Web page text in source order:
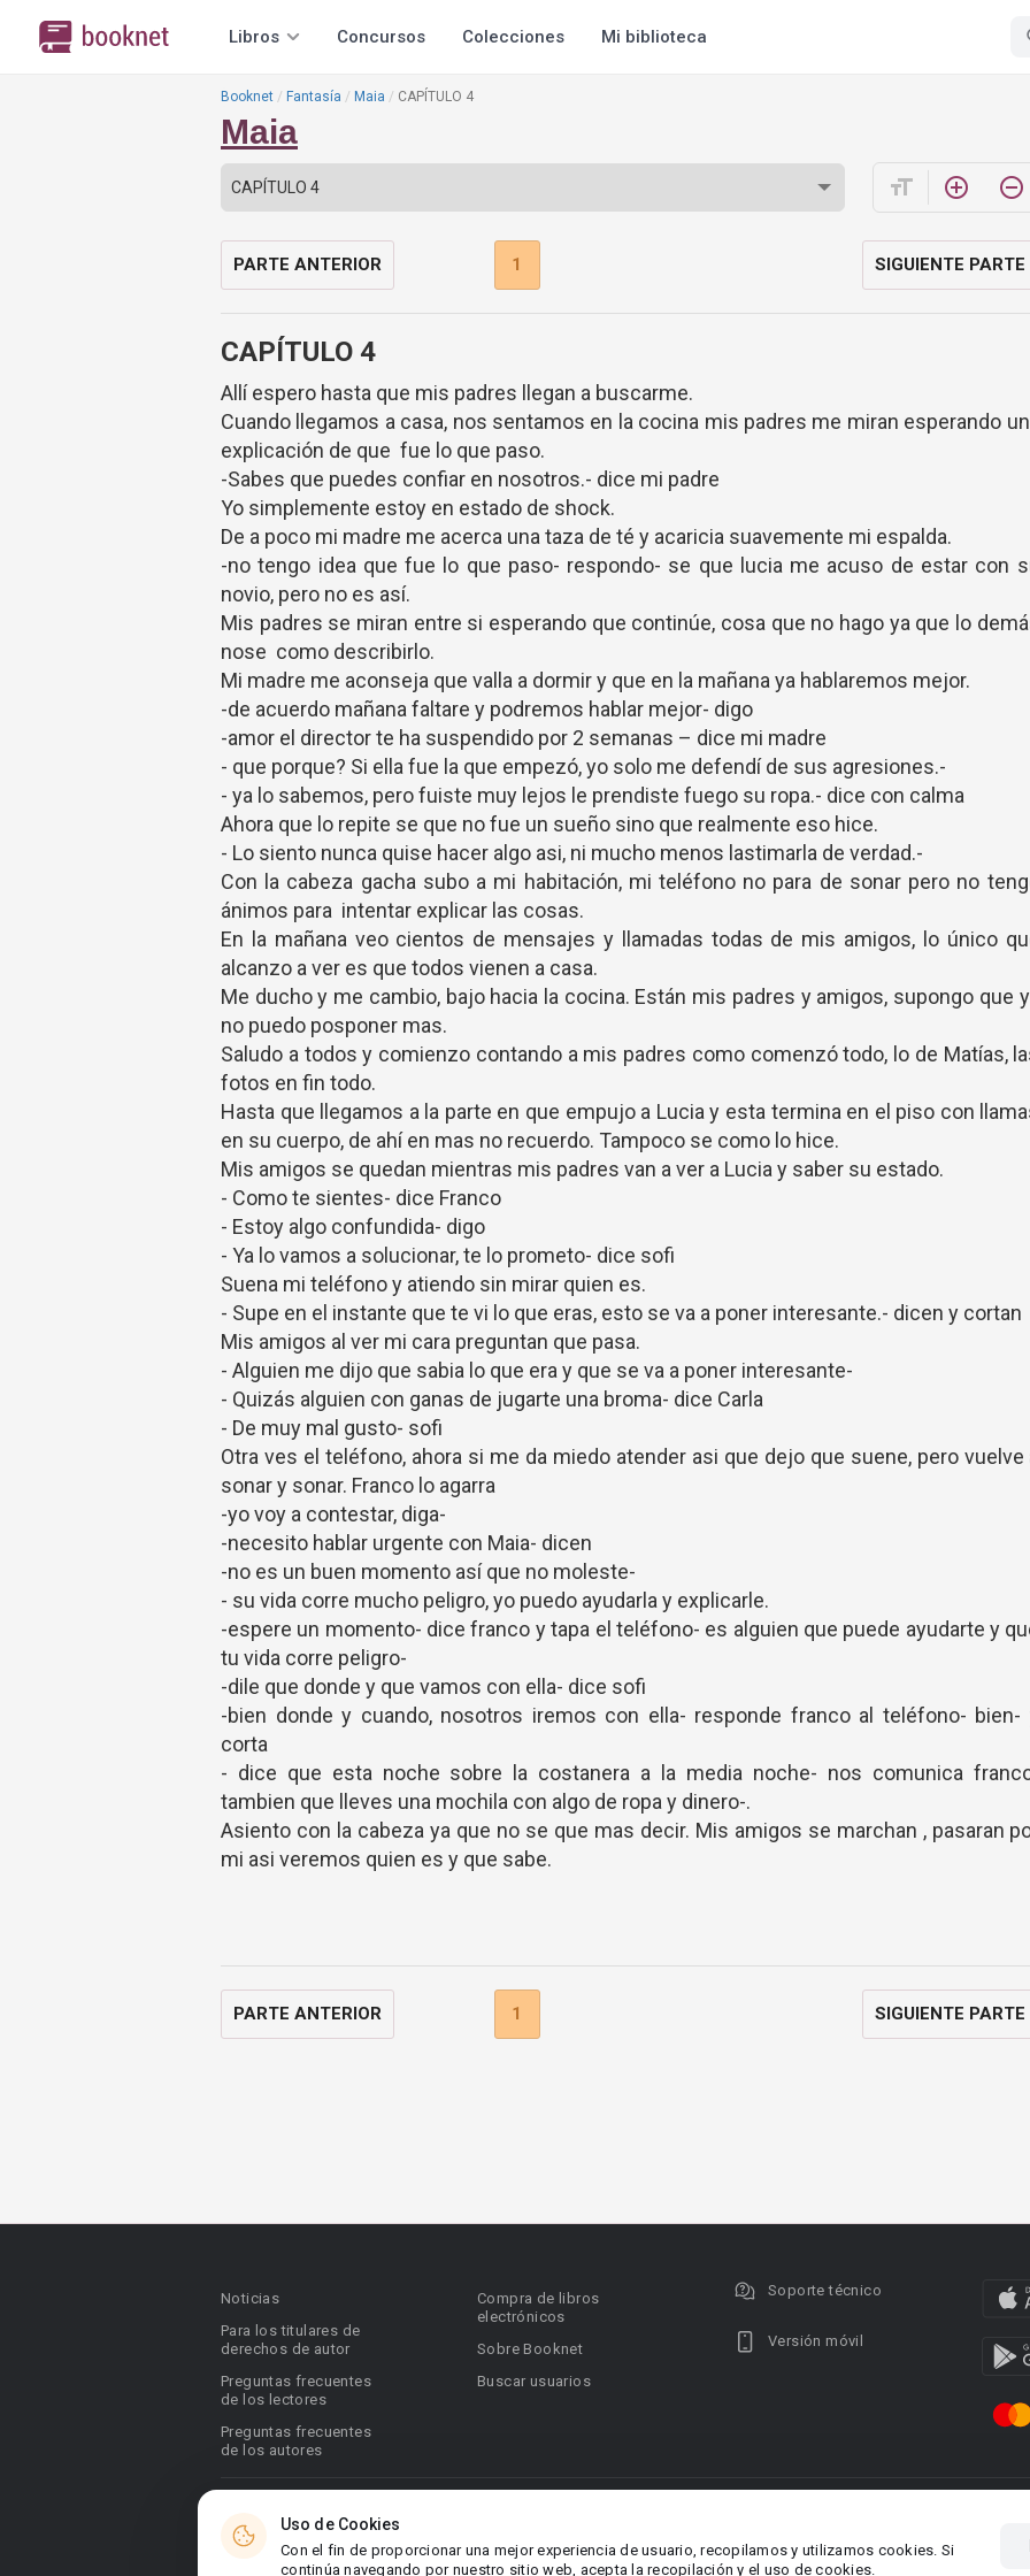
Libros Concursos Colecciones Mi biblioteca
Booknet Fantasía Maia CAPÍTULO 4
Maia
format_size add_circle_outline remove_circle_outline
PARTE ANTERIOR 1 SIGUIENTE PARTE
CAPÍTULO 4
Allí espero hasta que mis padres llegan a buscarme.
Cuando llegamos a casa, nos sentamos en la cocina mis padres me miran esperando
explicación de que fue lo que paso.
-Sabes que puedes confiar en nosotros.- dice mi padre
Yo simplemente estoy en estado de shock.
De a poco mi madre me acerca una taza de té y acaricia suavemente mi espalda.
-no tengo idea que fue lo que paso- respondo- se que lucia me acuso de estar con
novio, pero no es así.
Mis padres se miran entre si esperando que continúe, cosa que no hago ya que lo
nose como describirlo.
Mi madre me aconseja que valla a dormir y que en la mañana ya hablaremos mejor.
-de acuerdo mañana faltare y podremos hablar mejor- digo
-amor el director te ha suspendido por 2 semanas – dice mi madre
- que porque? Si ella fue la que empezó, yo solo me defendí de sus agresiones.-
- ya lo sabemos, pero fuiste muy lejos le prendiste fuego su ropa.- dice con calma
Ahora que lo repite se que no fue un sueño sino que realmente eso hice.
- Lo siento nunca quise hacer algo asi, ni mucho menos lastimarla de verdad.-
Con la cabeza gacha subo a mi habitación, mi teléfono no para de sonar pero no
ánimos para intentar explicar las cosas.
En la mañana veo cientos de mensajes y llamadas todas de mis amigos, lo único
alcanzo a ver es que todos vienen a casa.
Me ducho y me cambio, bajo hacia la cocina. Están mis padres y amigos, supongo que
no puedo posponer mas.
Saludo a todos y comienzo contando a mis padres como comenzó todo, lo de Matías,
fotos en fin todo.
Hasta que llegamos a la parte en que empujo a Lucia y esta termina en el piso con
en su cuerpo, de ahí en mas no recuerdo. Tampoco se como lo hice.
Mis amigos se quedan mientras mis padres van a ver a Lucia y saber su estado.
- Como te sientes- dice Franco
- Estoy algo confundida- digo
- Ya lo vamos a solucionar, te lo prometo- dice sofi
Suena mi teléfono y atiendo sin mirar quien es.
- Supe en el instante que te vi lo que eras, esto se va a poner interesante.- dicen y cortan
Mis amigos al ver mi cara preguntan que pasa.
- Alguien me dijo que sabia lo que era y que se va a poner interesante-
- Quizás alguien con ganas de jugarte una broma- dice Carla
- De muy mal gusto- sofi
Otra ves el teléfono, ahora si me da miedo atender asi que dejo que suene, pero vuelve
sonar y sonar. Franco lo agarra
-yo voy a contestar, diga-
-necesito hablar urgente con Maia- dicen
-no es un buen momento así que no moleste-
- su vida corre mucho peligro, yo puedo ayudarla y explicarle.
-espere un momento- dice franco y tapa el teléfono- es alguien que puede ayudarte y
tu vida corre peligro-
-dile que donde y que vamos con ella- dice sofi
-bien donde y cuando, nosotros iremos con ella- responde franco al teléfono- bien-
corta
- dice que esta noche sobre la costanera a la media noche- nos comunica
tambien que lleves una mochila con algo de ropa y dinero-.
Asiento con la cabeza ya que no se que mas decir. Mis amigos se marchan , pasaran
mi asi veremos quien es y que sabe.
PARTE ANTERIOR 1 SIGUIENTE PARTE
Uso de Cookies
Con el fin de proporcionar una mejor experiencia de usuario, recopilamos y utilizamos cookies. Si
continúa navegando por nuestro sitio web, acepta la recopilación y el uso de cookies.
Noticias
Para los titulares de
derechos de autor
Preguntas frecuentes
de los lectores
Preguntas frecuentes
de los autores
Compra de libros
electrónicos
Sobre Booknet
Buscar usuarios
Soporte técnico
Versión móvil
© 2026 Booknet. Todos los derechos reservados.
Dirección comercial: Griva Digeni 51, oficina 1, Larnaca,
6036, Chipre
Área RR.PP.: pr@booknet.com